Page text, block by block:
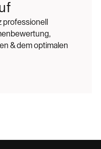
professionell
& dem optimalen